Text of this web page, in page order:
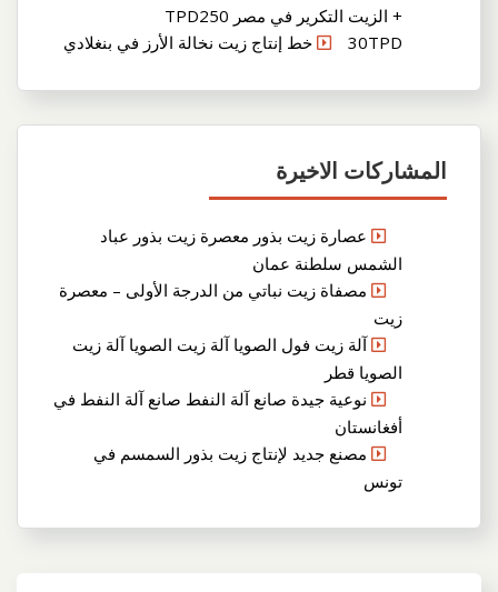
+ الزيت التكرير في مصر TPD250
30TPD خط إنتاج زيت نخالة الأرز في بنغلادي
المشاركات الاخيرة
عصارة زيت بذور معصرة زيت بذور عباد
الشمس سلطنة عمان
مصفاة زيت نباتي من الدرجة الأولى – معصرة
زيت
آلة زيت فول الصويا آلة زيت الصويا آلة زيت
الصويا قطر
نوعية جيدة صانع آلة النفط صانع آلة النفط في
أفغانستان
مصنع جديد لإنتاج زيت بذور السمسم في
تونس